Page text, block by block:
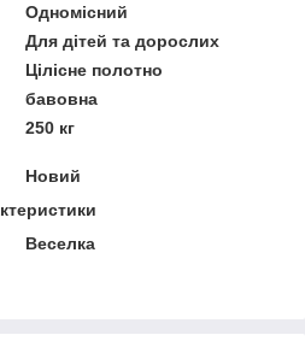
Одномісний
Для дітей та дорослих
Цілісне полотно
бавовна
250 кг
Новий
Веселка